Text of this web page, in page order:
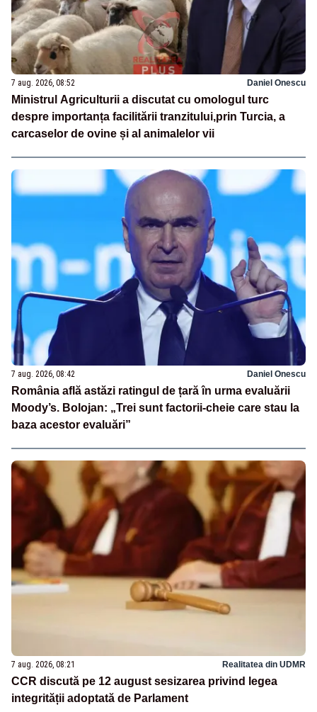
7 aug. 2026, 08:52 Daniel Onescu
Ministrul Agriculturii a discutat cu omologul turc
despre importanța facilitării tranzitului,prin Turcia, a
carcaselor de ovine și al animalelor vii
7 aug. 2026, 08:42 Daniel Onescu
România află astăzi ratingul de țară în urma evaluării
Moody’s. Bolojan: „Trei sunt factorii-cheie care stau la
baza acestor evaluări”
7 aug. 2026, 08:21 Realitatea din UDMR
CCR discută pe 12 august sesizarea privind legea
integrității adoptată de Parlament